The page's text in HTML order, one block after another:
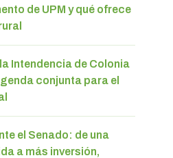
de UPM y qué ofrece
Intendencia de Colonia
conjunta para el
el Senado: de una
a más inversión,